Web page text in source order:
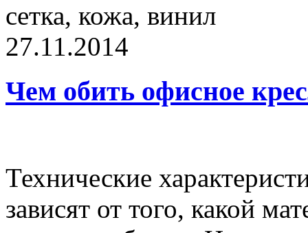
27.11.2014
Чем обить офисное
Технические
зависят от того, какой